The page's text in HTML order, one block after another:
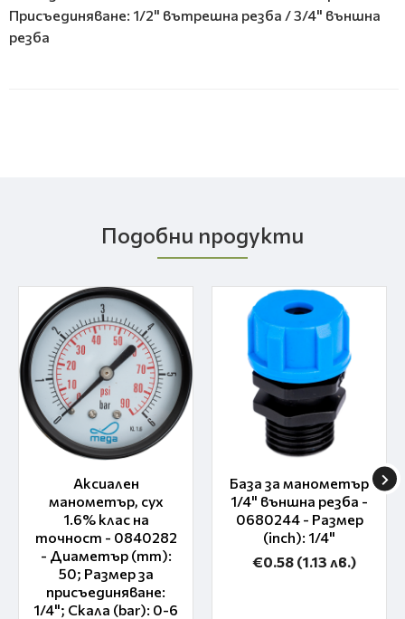
Присъединяване: 1/2" вътрешна резба / 3/4" външна
резба
Подобни продукти
Аксиален
манометър, сух
1.6% клас на
точност - 0840282
- Диаметър (mm):
50; Размер за
присъединяване:
1/4"; Скала (bar): 0-6
База за манометър
1/4" външна резба -
0680244 - Размер
(inch): 1/4"
€0.58 (1.13 лв.)